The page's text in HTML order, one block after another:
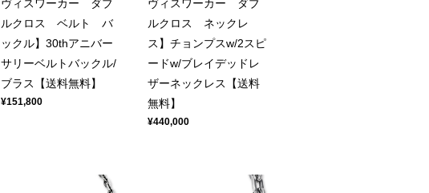
ヴィスワーカー ダブ
ルクロス ベルト バ
ックル】30thアニバー
サリーベルトバックル/
ブラス【送料無料】
¥151,800
ヴィスワーカー ダブ
ルクロス ネックレ
ス】チョンプスw/2スピ
ードw/ブレイデッドレ
ザーネックレス【送料
無料】
¥440,000